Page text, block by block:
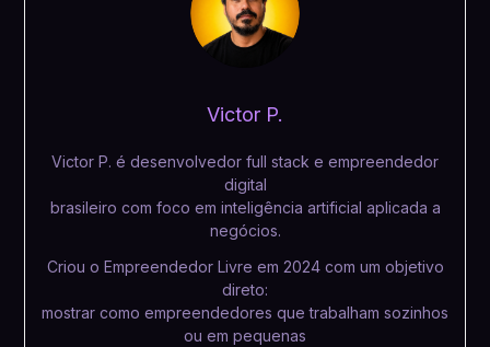
Victor P.
Victor P. é desenvolvedor full stack e empreendedor
digital
brasileiro com foco em inteligência artificial aplicada a
negócios.
Criou o Empreendedor Livre em 2024 com um objetivo
direto:
mostrar como empreendedores que trabalham sozinhos
ou em pequenas